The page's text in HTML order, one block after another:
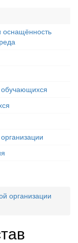
оснащённость
организации